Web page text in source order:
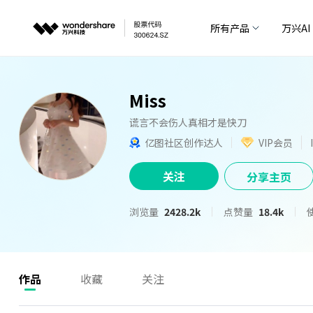
所有产品 万兴AI
Miss
谎言不会伤人真相才是快刀
亿图社区创作达人
VIP会员
关注 分享主页
浏览量 2428.2k 点赞量 18.4k
作品 收藏 关注